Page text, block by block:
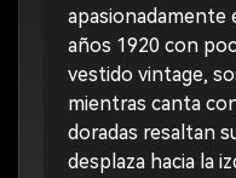
apasionadamente
años 1920 con
vestido vintage,
mientras canta
doradas resaltan
desplaza hacia la